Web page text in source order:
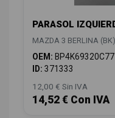
PARASOL
MAZDA 3 BERLINA (BK)
OEM: BP4K69320C77
ID: 371333
12,00 € Sin IVA
14,52 € Con IVA